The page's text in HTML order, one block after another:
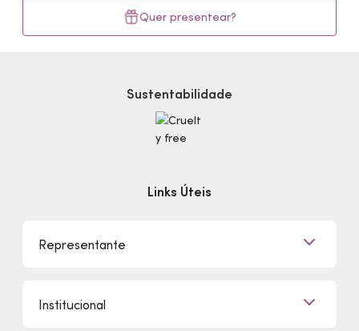
Quer presentear?
Sustentabilidade
Links Úteis
Representante
Quero Ser Representante
Institucional